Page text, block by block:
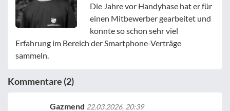
Die Jahre vor Handyhase hat er für
einen Mitbewerber gearbeitet und
konnte so schon sehr viel
Erfahrung im Bereich der Smartphone-Verträge
sammeln.
Kommentare (2)
Gazmend 22.03.2026, 20:39